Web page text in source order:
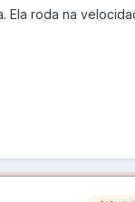
Ela roda na